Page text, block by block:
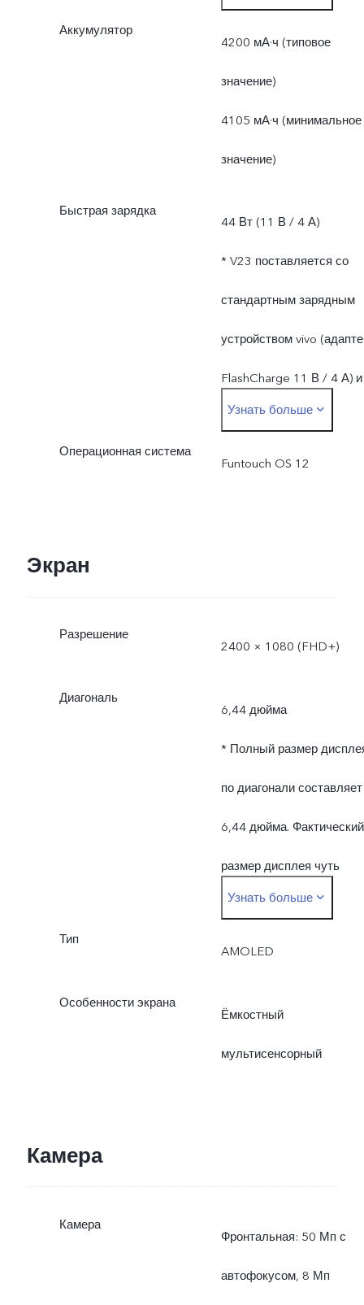
приложений.
Аккумулятор
4200 мА·ч (типовое
значение)
4105 мА·ч (минимальное
значение)
Быстрая зарядка
44 Вт (11 В / 4 А)
* V23 поставляется со
стандартным зарядным
устройством vivo
FlashCharge 11 В / 4 А) и
поддерживает зарядку
мощностью до 44 Вт.
эксплуатации и
Узнать больше
Операционная система
Funtouch OS 12
Экран
Разрешение
2400 × 1080 (FHD+)
Диагональ
6,44 дюйма
* Полный размер
по диагонали составляет
6,44 дюйма. Фактический
размер дисплея чуть
меньше.
Узнать больше
Тип
AMOLED
Особенности экрана
Ёмкостный
мультисенсорный
Камера
Камера
Фронтальная: 50 Мп с
автофокусом, 8 Мп